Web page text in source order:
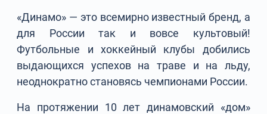
«Динамо» — это всемирно известный бренд, а
для России так и вовсе культовый!
Футбольные и хоккейный клубы добились
выдающихся успехов на траве и на льду,
неоднократно становясь чемпионами России.
На протяжении 10 лет динамовский «дом»